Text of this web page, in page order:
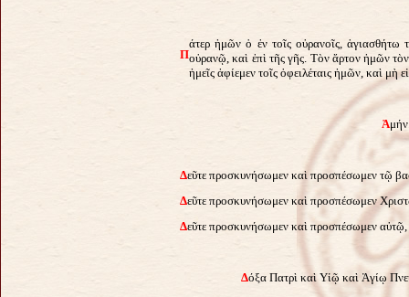
Π
άτερ ἡμῶν ὁ ἐν τοῖς οὐρανοῖς,
οὐρανῷ, καὶ ἐπὶ τῆς γῆς. Τὸν ἄρτον ἡμῶν
ἡμεῖς ἀφίεμεν τοῖς ὀφειλέταις ἡμῶν, καὶ
Ἀ
Δεῦτε προσκυνήσωμεν καὶ προσπέσωμεν τῷ
Δεῦτε προσκυνήσωμεν καὶ προσπέσωμεν
Δεῦτε προσκυνήσωμεν καὶ προσπέσωμεν
Δόξα Πατρὶ καὶ Υἱῷ καὶ Ἁγίῳ